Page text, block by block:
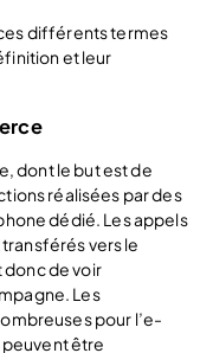
différents termes
et leur
dont le but est de
réalisées par des
dédié. Les appels
vers le
de voir
Les
pour l’e-
être